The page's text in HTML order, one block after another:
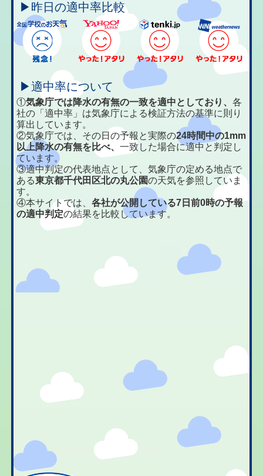
▶昨日の適中率比較
▶適中率について
①気象庁では降水の有無の一致を適中としており、各
社の「適中率」は気象庁による検証方法の基準に則り
算出しています。
②気象庁では、その日の予報と実際の24時間中の1mm
以上降水の有無を比べ、一致した場合に適中と判定し
ています。
③適中判定の代表地点として、気象庁の定める地点で
ある東京都千代田区北の丸公園の天気を参照していま
す。
④本サイトでは、各社が公開している7日前0時の予報
の適中判定の結果を比較しています。